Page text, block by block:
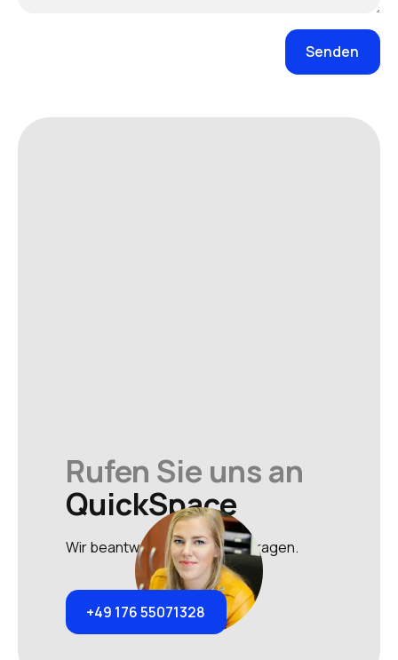
Rufen Sie uns an
QuickSpace
Wir beantworten gerne Ihre Fragen.
+49 176 55071328